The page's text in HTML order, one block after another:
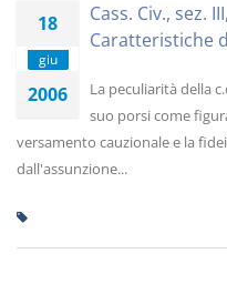
18
giu
2006
Cass. Civ., sez.
Caratteristiche
La peculiarità della
suo porsi come
versamento cauzionale e la
dall'assunzione...